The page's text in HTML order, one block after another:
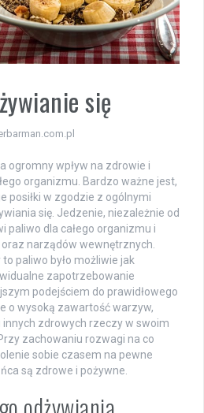
się
ogromny wpływ na zdrowie i
organizmu. Bardzo ważne jest,
posiłki w zgodzie z ogólnymi
się. Jedzenie, niezależnie od
paliwo dla całego organizmu i
narządów wewnętrznych.
paliwo było możliwie jak
zapotrzebowanie
podejściem do prawidłowego
o wysoką zawartość warzyw,
innych zdrowych rzeczy w swoim
zachowaniu rozwagi na co
sobie czasem na pewne
są zdrowe i pożywne.